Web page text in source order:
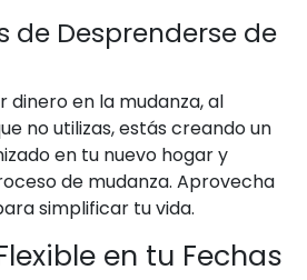
de Desprenderse de
dinero en la mudanza, al
no utilizas, estás creando un
en tu nuevo hogar y
de mudanza. Aprovecha
simplificar tu vida.
en tu Fechas